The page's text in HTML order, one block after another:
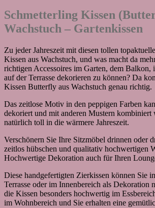
Schmetterling Kissen
Wachstuch – Gartenkissen
Zu jeder Jahreszeit mit diesen tollen
Kissen aus Wachstuch, und was macht da
richtigen Accessoires im Garten, dem Balkon,
auf der Terrasse dekorieren zu können? Da
Kissen Butterfly aus Wachstuch genau richtig.
Das zeitlose Motiv in den peppigen Farben
dekoriert und mit anderen Mustern kombiniert
natürlich toll in die wärmere Jahreszeit.
Verschönern Sie Ihre Sitzmöbel drinnen oder
zeitlos hübschen und qualitativ hochwertigen
Hochwertige Dekoration auch für Ihren
Diese handgefertigten Zierkissen können Sie
Terrasse oder im Innenbereich als Dekoration
die Kissen besonders hochwertig im
im Wohnbereich und Sie erhalten eine